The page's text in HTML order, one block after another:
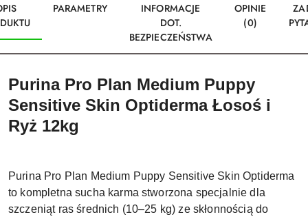
PARAMETRY
INFORMACJE
DOT.
BEZPIECZEŃSTWA
OPINIE
(0)
Purina Pro Plan Medium Puppy
Sensitive Skin Optiderma Łosoś i
Ryż 12kg
Purina Pro Plan Medium Puppy Sensitive Skin Optiderma
to kompletna sucha karma stworzona specjalnie dla
szczeniąt ras średnich (10–25 kg) ze skłonnością do